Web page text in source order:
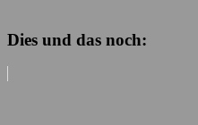
Dies und das noch: